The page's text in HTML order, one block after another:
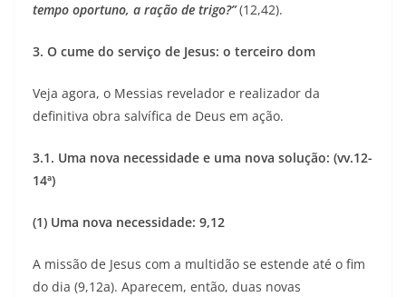
tempo oportuno, a ração de trigo?”(12,42).
3. O cume do serviço de Jesus: o terceiro dom
Veja agora, o Messias revelador e realizador da
definitiva obra salvífica de Deus em ação.
3.1. Uma nova necessidade e uma nova solução: (vv.12-
14ª)
(1) Uma nova necessidade: 9,12
A missão de Jesus com a multidão se estende até o fim
do dia (9,12a). Aparecem, então, duas novas